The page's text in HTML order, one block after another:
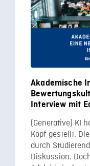
Akademische
Interview mit
(Generative) KI
Kopf gestellt.
durch
Diskussion.